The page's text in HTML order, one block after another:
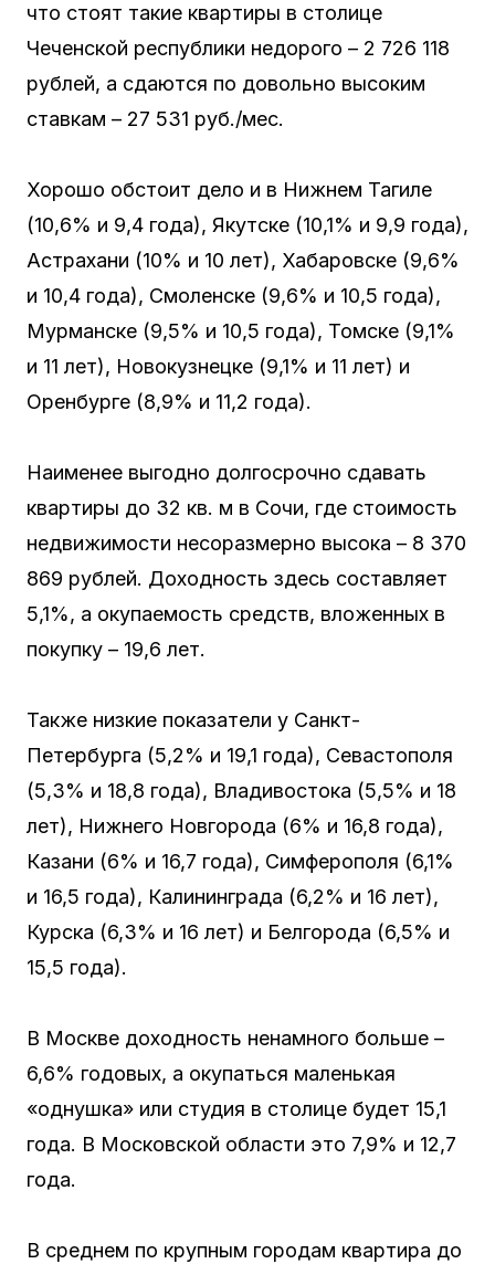
что стоят такие квартиры в столице
Чеченской республики недорого – 2 726 118
рублей, а сдаются по довольно высоким
ставкам – 27 531 руб./мес.
Хорошо обстоит дело и в Нижнем Тагиле
(10,6% и 9,4 года), Якутске (10,1% и 9,9 года),
Астрахани (10% и 10 лет), Хабаровске (9,6%
и 10,4 года), Смоленске (9,6% и 10,5 года),
Мурманске (9,5% и 10,5 года), Томске (9,1%
и 11 лет), Новокузнецке (9,1% и 11 лет) и
Оренбурге (8,9% и 11,2 года).
Наименее выгодно долгосрочно сдавать
квартиры до 32 кв. м в Сочи, где стоимость
недвижимости несоразмерно высока – 8 370
869 рублей. Доходность здесь составляет
5,1%, а окупаемость средств, вложенных в
покупку – 19,6 лет.
Также низкие показатели у Санкт-
Петербурга (5,2% и 19,1 года), Севастополя
(5,3% и 18,8 года), Владивостока (5,5% и 18
лет), Нижнего Новгорода (6% и 16,8 года),
Казани (6% и 16,7 года), Симферополя (6,1%
и 16,5 года), Калининграда (6,2% и 16 лет),
Курска (6,3% и 16 лет) и Белгорода (6,5% и
15,5 года).
В Москве доходность ненамного больше –
6,6% годовых, а окупаться маленькая
«однушка» или студия в столице будет 15,1
года. В Московской области это 7,9% и 12,7
года.
В среднем по крупным городам квартира до